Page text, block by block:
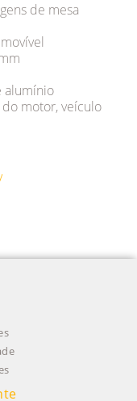
de mesa
alumínio
do motor, veículo